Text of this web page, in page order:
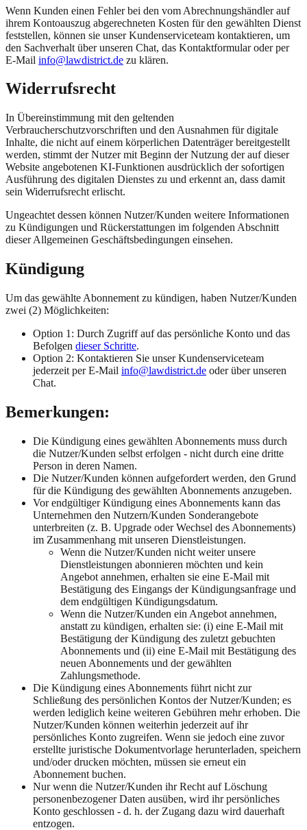
Wenn Kunden einen Fehler bei den vom Abrechnungshändler auf
ihrem Kontoauszug abgerechneten Kosten für den gewählten Dienst
feststellen, können sie unser Kundenserviceteam kontaktieren, um
den Sachverhalt über unseren Chat, das Kontaktformular oder per
E-Mail info@lawdistrict.de zu klären.
Widerrufsrecht
In Übereinstimmung mit den geltenden
Verbraucherschutzvorschriften und den Ausnahmen für digitale
Inhalte, die nicht auf einem körperlichen Datenträger bereitgestellt
werden, stimmt der Nutzer mit Beginn der Nutzung der auf dieser
Website angebotenen KI-Funktionen ausdrücklich der sofortigen
Ausführung des digitalen Dienstes zu und erkennt an, dass damit
sein Widerrufsrecht erlischt.
Ungeachtet dessen können Nutzer/Kunden weitere Informationen
zu Kündigungen und Rückerstattungen im folgenden Abschnitt
dieser Allgemeinen Geschäftsbedingungen einsehen.
Kündigung
Um das gewählte Abonnement zu kündigen, haben Nutzer/Kunden
zwei (2) Möglichkeiten:
Option 1: Durch Zugriff auf das persönliche Konto und das
Befolgen dieser Schritte.
Option 2: Kontaktieren Sie unser Kundenserviceteam
jederzeit per E-Mail info@lawdistrict.de oder über unseren
Chat.
Bemerkungen:
Die Kündigung eines gewählten Abonnements muss durch
die Nutzer/Kunden selbst erfolgen - nicht durch eine dritte
Person in deren Namen.
Die Nutzer/Kunden können aufgefordert werden, den Grund
für die Kündigung des gewählten Abonnements anzugeben.
Vor endgültiger Kündigung eines Abonnements kann das
Unternehmen den Nutzern/Kunden Sonderangebote
unterbreiten (z. B. Upgrade oder Wechsel des Abonnements)
im Zusammenhang mit unseren Dienstleistungen.
Wenn die Nutzer/Kunden nicht weiter unsere
Dienstleistungen abonnieren möchten und kein
Angebot annehmen, erhalten sie eine E-Mail mit
Bestätigung des Eingangs der Kündigungsanfrage und
dem endgültigen Kündigungsdatum.
Wenn die Nutzer/Kunden ein Angebot annehmen,
anstatt zu kündigen, erhalten sie: (i) eine E-Mail mit
Bestätigung der Kündigung des zuletzt gebuchten
Abonnements und (ii) eine E-Mail mit Bestätigung des
neuen Abonnements und der gewählten
Zahlungsmethode.
Die Kündigung eines Abonnements führt nicht zur
Schließung des persönlichen Kontos der Nutzer/Kunden; es
werden lediglich keine weiteren Gebühren mehr erhoben. Die
Nutzer/Kunden können weiterhin jederzeit auf ihr
persönliches Konto zugreifen. Wenn sie jedoch eine zuvor
erstellte juristische Dokumentvorlage herunterladen, speichern
und/oder drucken möchten, müssen sie erneut ein
Abonnement buchen.
Nur wenn die Nutzer/Kunden ihr Recht auf Löschung
personenbezogener Daten ausüben, wird ihr persönliches
Konto geschlossen - d. h. der Zugang dazu wird dauerhaft
entzogen.